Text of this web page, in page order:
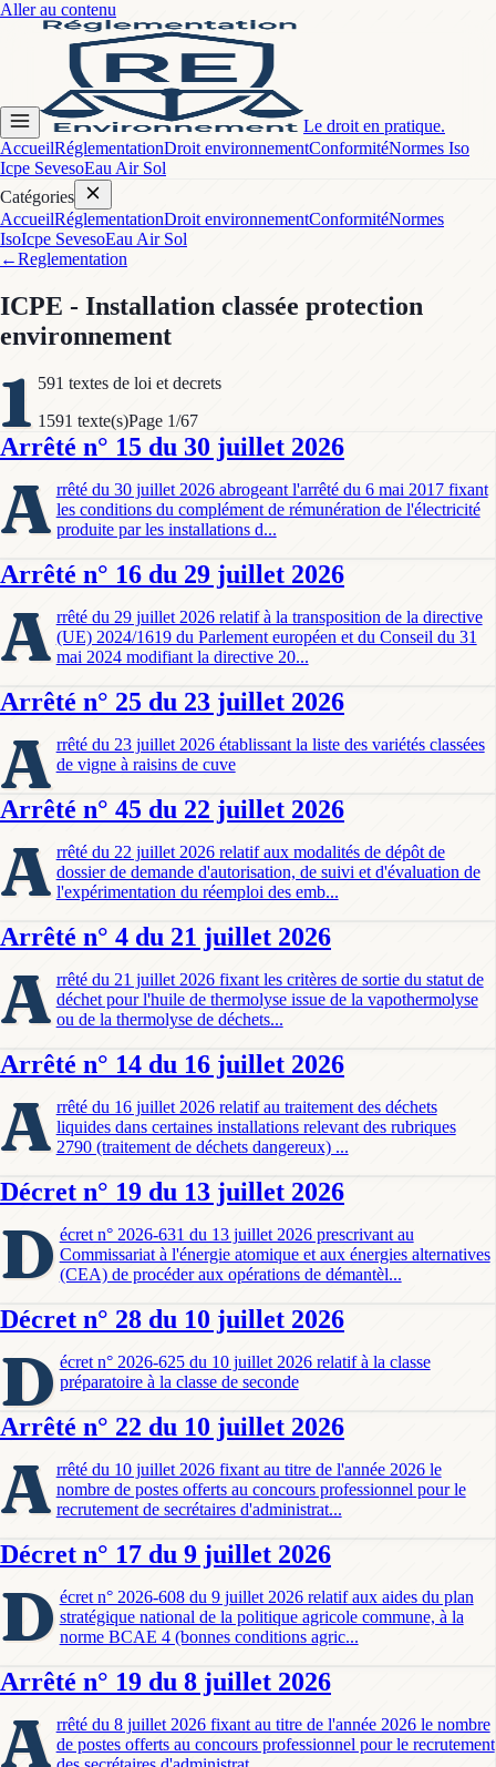
Aller au contenu
Le droit en pratique.
AccueilRéglementationDroit environnementConformitéNormes Iso
Icpe SevesoEau Air Sol
Catégories
AccueilRéglementationDroit environnementConformitéNormes
IsoIcpe SevesoEau Air Sol
←Reglementation
ICPE - Installation classée protection
environnement
1 591 textes de loi et decrets
1591 texte(s)Page 1/67
Arrêté n° 15 du 30 juillet 2026
A rrêté du 30 juillet 2026 abrogeant l'arrêté du 6 mai 2017 fixant
les conditions du complément de rémunération de l'électricité
produite par les installations d...
Arrêté n° 16 du 29 juillet 2026
A rrêté du 29 juillet 2026 relatif à la transposition de la directive
(UE) 2024/1619 du Parlement européen et du Conseil du 31
mai 2024 modifiant la directive 20...
Arrêté n° 25 du 23 juillet 2026
A rrêté du 23 juillet 2026 établissant la liste des variétés classées
de vigne à raisins de cuve
Arrêté n° 45 du 22 juillet 2026
A rrêté du 22 juillet 2026 relatif aux modalités de dépôt de
dossier de demande d'autorisation, de suivi et d'évaluation de
l'expérimentation du réemploi des emb...
Arrêté n° 4 du 21 juillet 2026
A rrêté du 21 juillet 2026 fixant les critères de sortie du statut de
déchet pour l'huile de thermolyse issue de la vapothermolyse
ou de la thermolyse de déchets...
Arrêté n° 14 du 16 juillet 2026
A rrêté du 16 juillet 2026 relatif au traitement des déchets
liquides dans certaines installations relevant des rubriques
2790 (traitement de déchets dangereux) ...
Décret n° 19 du 13 juillet 2026
D écret n° 2026-631 du 13 juillet 2026 prescrivant au
Commissariat à l'énergie atomique et aux énergies alternatives
(CEA) de procéder aux opérations de démantèl...
Décret n° 28 du 10 juillet 2026
D écret n° 2026-625 du 10 juillet 2026 relatif à la classe
préparatoire à la classe de seconde
Arrêté n° 22 du 10 juillet 2026
A rrêté du 10 juillet 2026 fixant au titre de l'année 2026 le
nombre de postes offerts au concours professionnel pour le
recrutement de secrétaires d'administrat...
Décret n° 17 du 9 juillet 2026
D écret n° 2026-608 du 9 juillet 2026 relatif aux aides du plan
stratégique national de la politique agricole commune, à la
norme BCAE 4 (bonnes conditions agric...
Arrêté n° 19 du 8 juillet 2026
A rrêté du 8 juillet 2026 fixant au titre de l'année 2026 le nombre
de postes offerts au concours professionnel pour le recrutement